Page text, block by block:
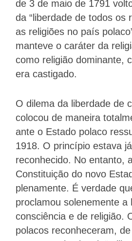
de 3 de maio de 1791
da “liberdade de todos os
as religiões no país
manteve o caráter da
como religião dominante,
era castigado.
O dilema da liberdade de
colocou de maneira
ante o Estado polaco
1918. O princípio estava
reconhecido. No entanto,
Constituição do novo
plenamente. É verdade
proclamou solenemente a
consciência e de religião.
polacos reconheceram,